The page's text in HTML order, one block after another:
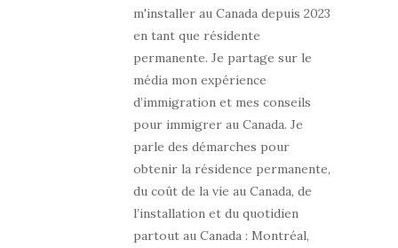
m'installer au Canada depuis 2023
en tant que résidente
permanente. Je partage sur le
média mon expérience
d’immigration et mes conseils
pour immigrer au Canada. Je
parle des démarches pour
obtenir la résidence permanente,
du coût de la vie au Canada, de
l’installation et du quotidien
partout au Canada : Montréal,